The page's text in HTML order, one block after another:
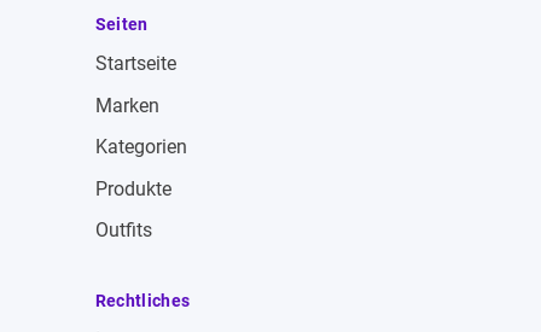
Seiten
Startseite
Marken
Kategorien
Produkte
Outfits
Rechtliches